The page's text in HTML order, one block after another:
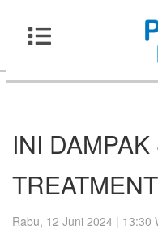
INI
Rabu, 12 Juni 2024 | 13:30